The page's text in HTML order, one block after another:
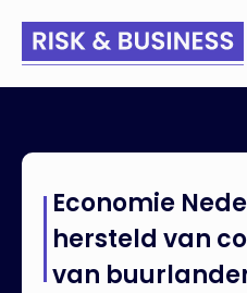
corona dan die van buurlanden
Economie
hersteld van
van